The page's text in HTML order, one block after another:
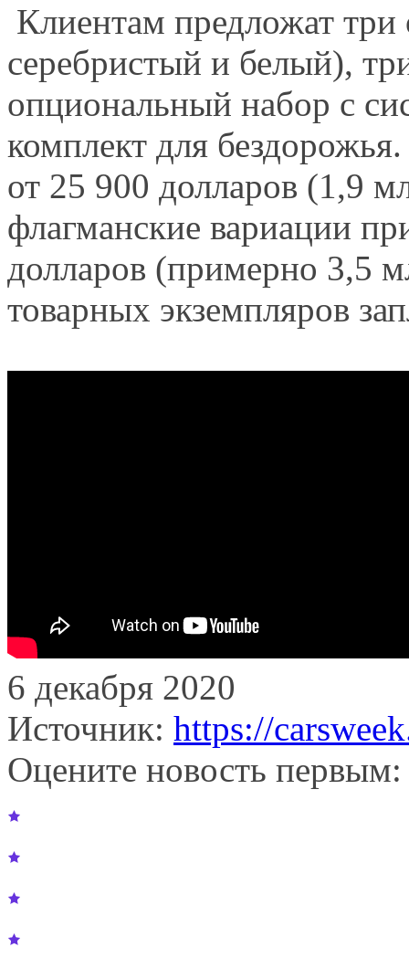
Клиентам предложат три
серебристый и белый),
опциональный набор с
комплект для
от 25 900 долларов (1,9
флагманские вариации
долларов (примерно 3,5
товарных экземпляров
6 декабря 2020
Источник: https://
Оцените новость первым: